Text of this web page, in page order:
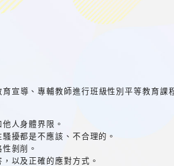
宣導、專輔教師進行班級性別平等教育課
人身體界限。
擾都是不應該、不合理的。
剝削。
以及正確的應對方式。